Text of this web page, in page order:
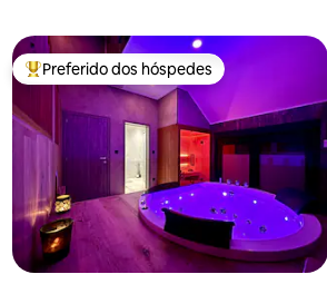
média de 5, 206 avaliações
Entre os melhores preferidos dos hóspedes
Preferido dos hóspedes